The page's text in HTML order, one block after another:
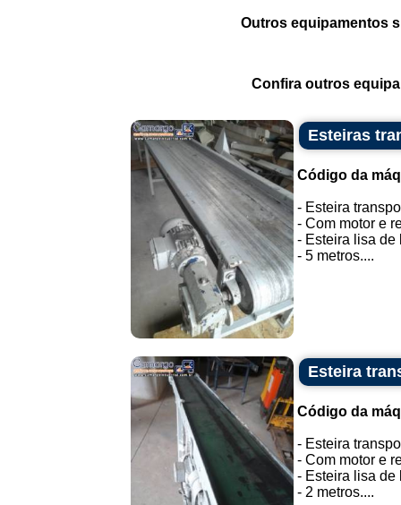
Outros equipamentos
Confira outros
Esteiras
Código da
- Esteira
- Com motor e
- Esteira lisa de
- 5 metros....
Esteira
Código da
- Esteira
- Com motor e
- Esteira lisa de
- 2 metros....